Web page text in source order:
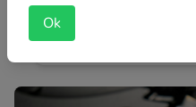
Biztosan Veled is
nehezen, lassan reagált a
Ok